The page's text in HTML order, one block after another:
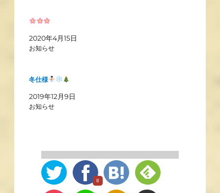
2020年4月15日
お知らせ
冬仕様
2019年12月9日
お知らせ
8